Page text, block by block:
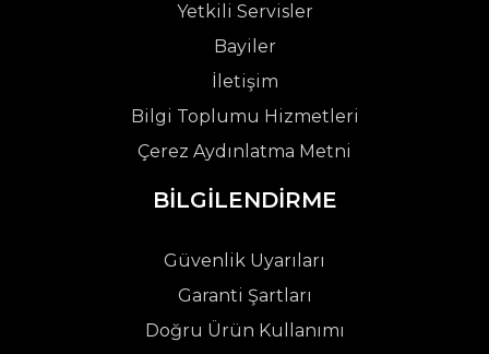
Yetkili Servisler
Bayiler
İletişim
Bilgi Toplumu Hizmetleri
Çerez Aydınlatma Metni
BİLGİLENDİRME
Güvenlik Uyarıları
Garanti Şartları
Doğru Ürün Kullanımı